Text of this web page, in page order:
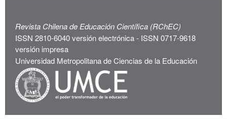
Revista Chilena de Educación Científica (RChEC)
ISSN 2810-6040 versión electrónica - ISSN 0717-9618
versión impresa
Universidad Metropolitana de Ciencias de la Educación